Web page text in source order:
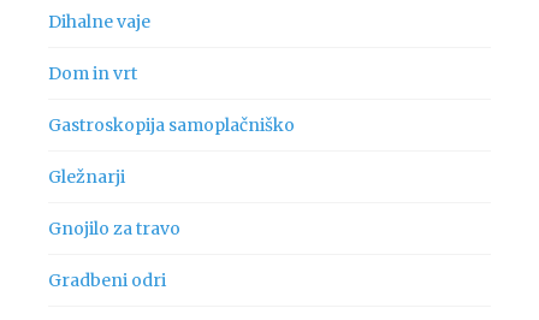
Dihalne vaje
Dom in vrt
Gastroskopija samoplačniško
Gležnarji
Gnojilo za travo
Gradbeni odri